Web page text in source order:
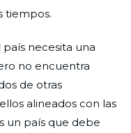
tiempos.
necesita una
no encuentra
de otras
alineados con las
un país que debe